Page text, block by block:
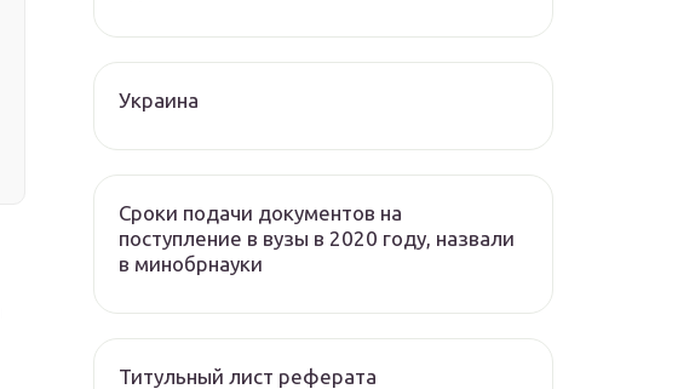
Украина
Сроки подачи документов на
поступление в вузы в 2020 году, назвали
в минобрнауки
Титульный лист реферата